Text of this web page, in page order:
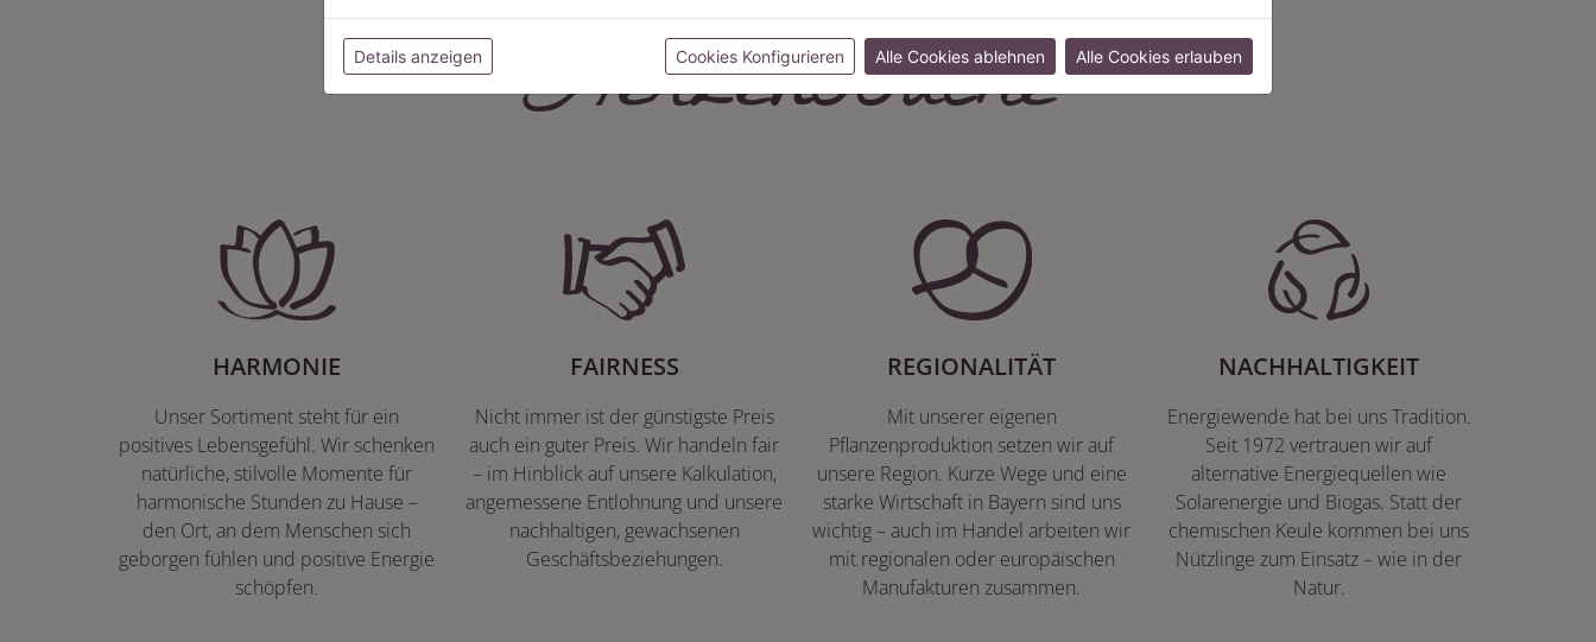
Herzenssache:
HARMONIE
Unser Sortiment steht für ein
positives Lebensgefühl. Wir schenken
natürliche, stilvolle Momente für
harmonische Stunden zu Hause –
den Ort, an dem Menschen sich
geborgen fühlen und positive Energie
schöpfen.
FAIRNESS
Nicht immer ist der günstigste Preis
auch ein guter Preis. Wir handeln fair
– im Hinblick auf unsere Kalkulation,
angemessene Entlohnung und unsere
nachhaltigen, gewachsenen
Geschäftsbeziehungen.
REGIONALITÄT
Mit unserer eigenen
Pflanzenproduktion setzen wir auf
unsere Region. Kurze Wege und eine
starke Wirtschaft in Bayern sind uns
wichtig – auch im Handel arbeiten wir
mit regionalen oder europäischen
Manufakturen zusammen.
NACHHALTIGKEIT
Energiewende hat bei uns Tradition.
Seit 1972 vertrauen wir auf
alternative Energiequellen wie
Solarenergie und Biogas. Statt der
chemischen Keule kommen bei uns
Nützlinge zum Einsatz – wie in der
Natur.
Details anzeigen Cookies Konfigurieren Alle Cookies ablehnen Alle Cookies erlauben